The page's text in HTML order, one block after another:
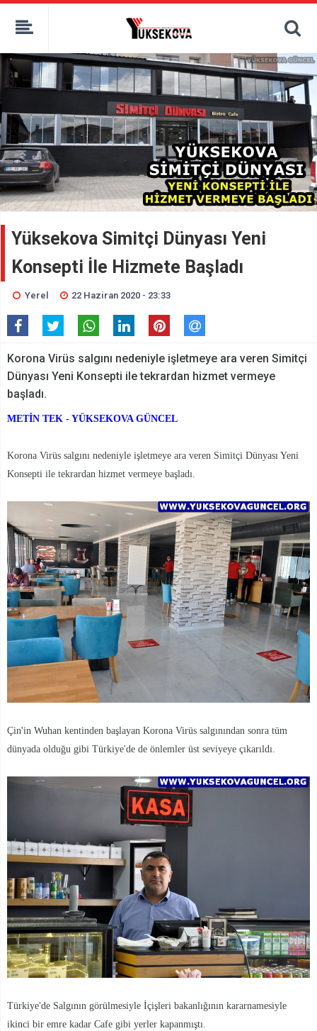
kaçak bahis
deneme bonusu
canlı bahis siteleri
deneme bonusu veren siteler
bahis siteleri
porno izle
Yüksekova Simitçi Dünyası Yeni
Konsepti İle Hizmete Başladı
Yerel 22 Haziran 2020 - 23:33
Korona Virüs salgını nedeniyle işletmeye ara veren Simitçi
Dünyası Yeni Konsepti ile tekrardan hizmet vermeye
başladı.
METİN TEK - YÜKSEKOVA GÜNCEL
Korona Virüs salgını nedeniyle işletmeye ara veren Simitçi Dünyası Yeni
Konsepti ile tekrardan hizmet vermeye başladı.
Çin'in Wuhan kentinden başlayan Korona Virüs salgınından sonra tüm
dünyada olduğu gibi Türkiye'de de önlemler üst seviyeye çıkarıldı.
Türkiye'de Salgının görülmesiyle İçişleri bakanlığının kararnamesiyle
ikinci bir emre kadar Cafe gibi yerler kapanmıştı.